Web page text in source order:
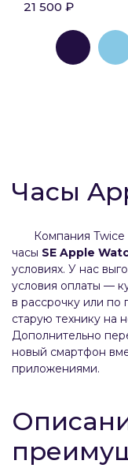
спортивный
21 500 ₽
Часы
Компания Twice
часы SE Apple
условиях. У нас
условия оплаты —
в рассрочку или
старую технику на
Дополнительно
новый смартфон
приложениями.